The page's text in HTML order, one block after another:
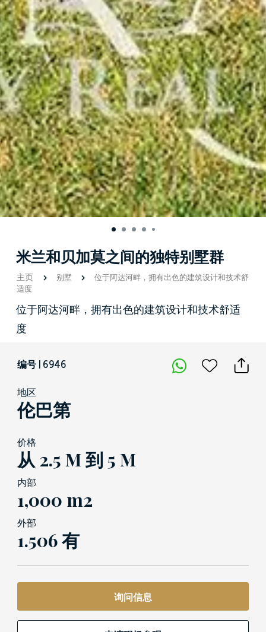
米兰和贝加莫之间的独特别墅群
主页 别墅
位于阿达河畔，拥有出色的建筑设计和技术舒
适度
位于阿达河畔，拥有出色的建筑设计和技术舒适
度
编号 | 6946
地区
伦巴第
价格
从 2.5 M 到 5 M
内部
1,000 m2
外部
1.506 有
询问信息